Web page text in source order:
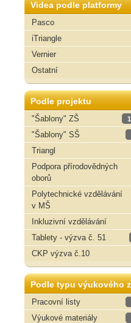
Videa podle platformy
Pasco
iTriangle
Vernier
Ostatní
Podle projektu
"Šablony" ZŠ
"Šablony" SŠ
Triangl
Podpora přírodovědných
oborů
Polytechnické vzdělávání
v MŠ
Inkluzivní vzdělávání
Tablety - výzva č. 51
CKP výzva č.10
Podle typu výukového
Pracovní listy
Výukové materiály